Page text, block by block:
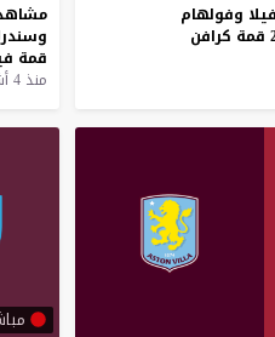
فيلا وفولهام
قمة كرافن
قمة
منذ 4 أشهر